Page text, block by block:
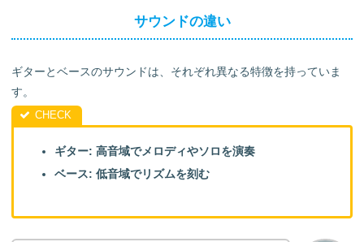
サウンドの違い
ギターとベースのサウンドは、それぞれ異なる特徴を持っていま
す。
ギター: 高音域でメロディやソロを演奏
ベース: 低音域でリズムを刻む